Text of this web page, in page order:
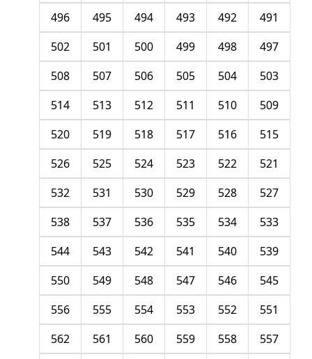
491
492
493
494
495
496
497
498
499
500
501
502
503
504
505
506
507
508
509
510
511
512
513
514
515
516
517
518
519
520
521
522
523
524
525
526
527
528
529
530
531
532
533
534
535
536
537
538
539
540
541
542
543
544
545
546
547
548
549
550
551
552
553
554
555
556
557
558
559
560
561
562